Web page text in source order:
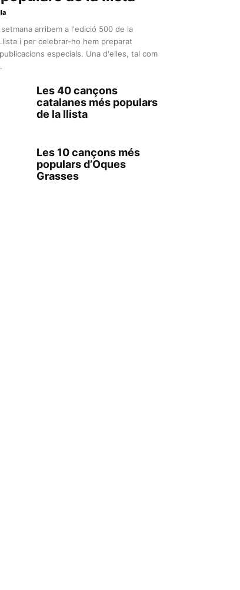
arribem a l'edició 500 de la
i per celebrar-ho hem preparat
especials. Una d'elles, tal com
Les 40 cançons
catalanes més populars
de la llista
Les 10 cançons més
populars d’Oques
Grasses